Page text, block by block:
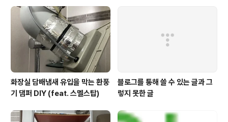
화장실 담배냄새 유입을 막는 환풍
기 댐퍼 DIY (feat. 스멜스탑)
블로그를 통해 쓸 수 있는 글과 그
렇지 못한 글